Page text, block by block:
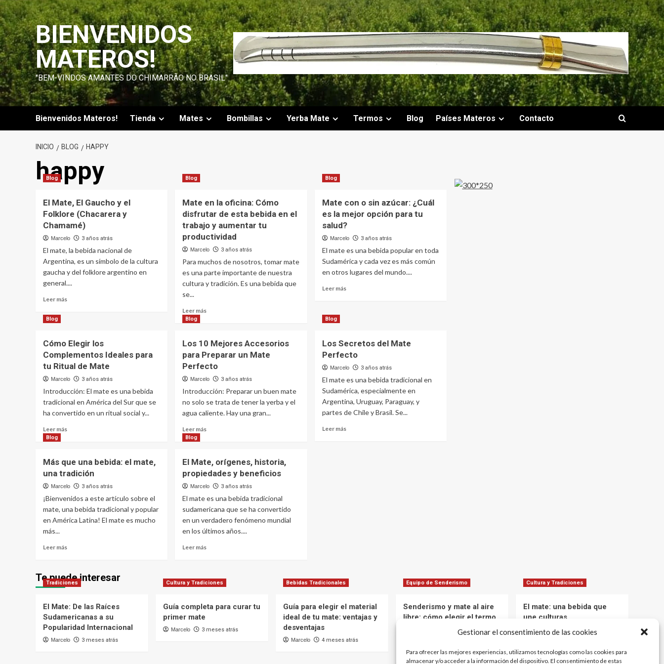
Gestionar el consentimiento de las cookies
Para ofrecer las mejores experiencias, utilizamos tecnologías como las cookies para
almacenar y/o acceder a la información del dispositivo. El consentimiento de estas
Saltar
al
contenido BIENVENIDOS
MATEROS!
"BEM-VINDOS AMANTES DO CHIMARRÃO NO BRASIL"
Bienvenidos Materos! Tienda Mates Bombillas Yerba Mate Termos Blog Países Materos Contacto
INICIO BLOG HAPPY
happy
Blog
El Mate, El Gaucho y el
Folklore (Chacarera y
Chamamé)
Marcelo 3 años atrás
El mate, la bebida nacional de
Argentina, es un símbolo de la cultura
gaucha y del folklore argentino en
general....
Leer más
El
Gaucho
y
Folklore
(Chacarera
y
Chamamé)
Blog
Mate en la oficina: Cómo
disfrutar de esta bebida en el
trabajo y aumentar tu
productividad
Marcelo 3 años atrás
Para muchos de nosotros, tomar mate
es una parte importante de nuestra
cultura y tradición. Es una bebida que
se...
Leer más
en
la
oficina:
Cómo
de
esta
bebida
el
aumentar
tu
productividad
Blog
Mate con o sin azúcar: ¿Cuál
es la mejor opción para tu
salud?
Marcelo 3 años atrás
El mate es una bebida popular en toda
Sudamérica y cada vez es más común
en otros lugares del mundo....
Leer másLeer
sin
azúcar:
es
la
mejor
opción
para
salud?
Blog
Cómo Elegir los
Complementos Ideales para
tu Ritual de Mate
Marcelo 3 años atrás
Introducción: El mate es una bebida
tradicional en América del Sur que se
ha convertido en un ritual social y...
Leer más
Elegir
los
Complementos
para
tu
Ritual
Blog
Los 10 Mejores Accesorios
para Preparar un Mate
Perfecto
Marcelo 3 años atrás
Introducción: Preparar un buen mate
no solo se trata de tener la yerba y el
agua caliente. Hay una gran...
Leer más
10
Mejores
Accesorios
Preparar
un
Mate
Perfecto
Blog
Los Secretos del Mate
Perfecto
Marcelo 3 años atrás
El mate es una bebida tradicional en
Sudamérica, especialmente en
Argentina, Uruguay, Paraguay, y
partes de Chile y Brasil. Se...
Leer másLeer
Blog
Más que una bebida: el mate,
una tradición
Marcelo 3 años atrás
¡Bienvenidos a este artículo sobre el
mate, una bebida tradicional y popular
en América Latina! El mate es mucho
más...
Leer más
Más
que
bebida:
el
mate,
una
tradición
Blog
El Mate, orígenes, historia,
propiedades y beneficios
Marcelo 3 años atrás
El mate es una bebida tradicional
sudamericana que se ha convertido
en un verdadero fenómeno mundial
en los últimos años....
Leer más
Mate,
propiedades
beneficios
Te puede interesar
Tradiciones
El Mate: De las Raíces
Sudamericanas a su
Popularidad Internacional
Marcelo 3 meses atrás
Cultura y Tradiciones
Guía completa para curar tu
primer mate
Marcelo 3 meses atrás
Bebidas Tradicionales
Guía para elegir el material
ideal de tu mate: ventajas y
desventajas
Marcelo 4 meses atrás
Equipo de Senderismo
Senderismo y mate al aire
libre: cómo elegir el termo
ideal para mantener el agua
caliente en tus aventuras
Marcelo 12 meses atrás
Cultura y Tradiciones
El mate: una bebida que
une culturas
Marcelo 1 año atrás